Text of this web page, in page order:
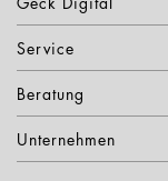
Service
Beratung
Unternehmen